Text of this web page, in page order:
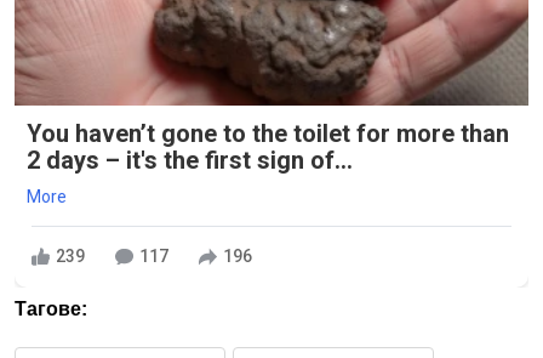
You haven’t gone to the toilet for more than
2 days – it's the first sign of...
More
239 117 196
Тагове: